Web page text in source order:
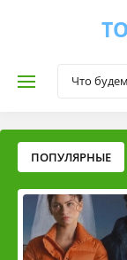
ПОПУЛЯРНЫЕ